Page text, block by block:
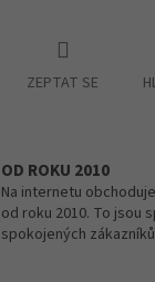
ZEPTAT SE
OD ROKU 2010
Na internetu
od roku 2010. To jsou
spokojených